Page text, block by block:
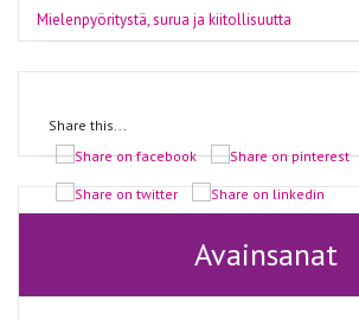
Mielenpyöritystä, surua ja kiitollisuutta
Share this...
Avainsanat